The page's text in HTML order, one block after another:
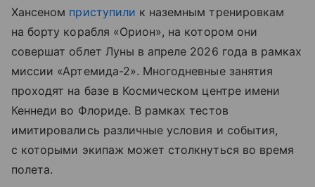
Хансеном приступили к наземным тренировкам
на борту корабля «Орион», на котором они
совершат облет Луны в апреле 2026 года в рамках
миссии «Артемида-2». Многодневные занятия
проходят на базе в Космическом центре имени
Кеннеди во Флориде. В рамках тестов
имитировались различные условия и события,
с которыми экипаж может столкнуться во время
полета.